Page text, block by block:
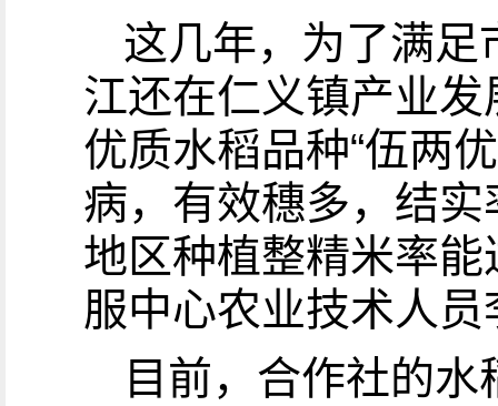
这几年，为了满
江还在仁义镇产业
优质水稻品种“伍两
病，有效穗多，结
地区种植整精米率
服中心农业技术人
目前，合作社的